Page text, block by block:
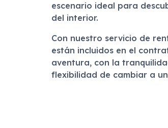
escenario ideal para
del interior.
Con nuestro servicio de
están incluidos en el
aventura, con la
flexibilidad de cambiar a